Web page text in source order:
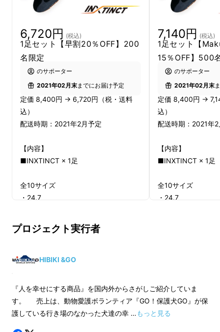
あなたは正しい歩行ができていま
ます。
6,720円 (税込)
1足セット【早割20％OFF】200
名限定
のサポーター
2021年02月末までにお届け予定
定価 8,400円 → 6,720円（税・送料
込）
配送時期：2021年2月予定
【内容】
■INXTINCT × 1足
全10サイズ
・24.7
・26
・26.4
・27.2
・28.4
7,140円 (税込)
1足セット【
15％OFF】500
のサポーター
2021年02月末
定価 8,400円 →
込）
配送時期：2021年
【内容】
■INXTINCT × 1足
全10サイズ
・24.7
・28
・28.4
プロジェクト実行者
HIBIKI &GO
『人を幸せにする商品』を国内外からさがしご紹介していま
す。 売上は、動物愛護ボランティア『GO！保護犬GO』が保
護している行き場のなかった犬達の幸 …もっと見る